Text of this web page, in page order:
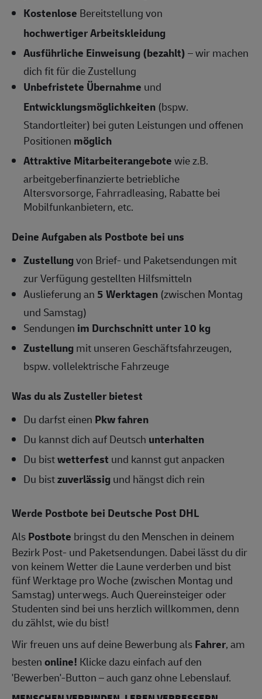
Kostenlose Bereitstellung von
hochwertiger Arbeitskleidung
Ausführliche Einweisung (bezahlt)– wir machen
dich fit für die Zustellung
Unbefristete Übernahme und
Entwicklungsmöglichkeiten (bspw.
Standortleiter) bei guten Leistungen und offenen
Positionen möglich
Attraktive Mitarbeiterangebotewie z.B.
arbeitgeberfinanzierte betriebliche
Altersvorsorge, Fahrradleasing, Rabatte bei
Mobilfunkanbietern, etc.
Deine Aufgaben als Postbote bei uns
Zustellungvon Brief- und Paketsendungen mit
zur Verfügung gestellten Hilfsmitteln
Auslieferung an5 Werktagen (zwischen Montag
und Samstag)
Sendungen im Durchschnitt unter 10 kg
Zustellungmit unseren Geschäftsfahrzeugen,
bspw. vollelektrische Fahrzeuge
Was du als Zusteller bietest
Du darfst einen Pkw fahren
Du kannst dich auf Deutsch unterhalten
Du bistwetterfest und kannst gut anpacken
Du bistzuverlässigund hängst dich rein
Werde Postbote bei Deutsche Post DHL
AlsPostbote bringst du den Menschen in deinem
Bezirk Post- und Paketsendungen. Dabei lässt du dir
von keinem Wetter die Laune verderben und bist
fünf Werktage pro Woche (zwischen Montag und
Samstag) unterwegs. Auch Quereinsteiger oder
Studenten sind bei uns herzlich willkommen, denn
du zählst, wie du bist!
Wir freuen uns auf deine Bewerbung alsFahrer, am
bestenonline! Klicke dazu einfach auf den
'Bewerben'-Button – auch ganz ohne Lebenslauf.